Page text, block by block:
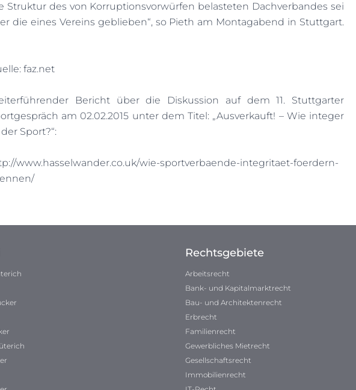
Struktur des von Korruptionsvorwürfen belasteten Dachverbandes sei
die eines Vereins geblieben“, so Pieth am Montagabend in Stuttgart.
faz.net
Bericht über die Diskussion auf dem 11. Stuttgarter
am 02.02.2015 unter dem Titel: „Ausverkauft! – Wie integer
Sport?“:
www.hasselwander.co.uk/wie-sportverbaende-integritaet-foerdern-
Rechtsgebiete
Arbeitsrecht
Bank- und Kapitalmarktrecht
Bau- und Architektenrecht
Erbrecht
Familienrecht
Gewerbliches Mietrecht
Gesellschaftsrecht
Immobilienrecht